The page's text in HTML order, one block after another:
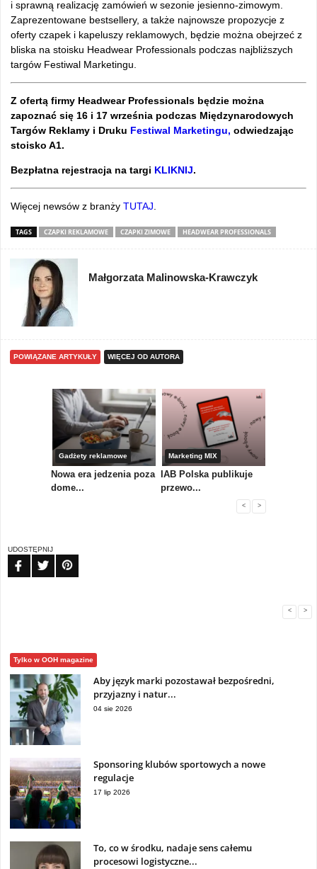
i sprawną realizację zamówień w sezonie jesienno-zimowym.
Zaprezentowane bestsellery, a także najnowsze propozycje z
oferty czapek i kapeluszy reklamowych, będzie można obejrzeć z
bliska na stoisku Headwear Professionals podczas najbliższych
targów Festiwal Marketingu.
Z ofertą firmy Headwear Professionals będzie można
zapoznać się 16 i 17 września podczas Międzynarodowych
Targów Reklamy i Druku Festiwal Marketingu, odwiedzając
stoisko A1.
Bezpłatna rejestracja na targi KLIKNIJ.
Więcej newsów z branży TUTAJ
TAGS CZAPKI REKLAMOWE CZAPKI ZIMOWE HEADWEAR PROFESSIONALS
Małgorzata Malinowska-Krawczyk
POWIĄZANE ARTYKUŁY WIĘCEJ OD AUTORA
Gadżety reklamowe
Nowa era jedzenia poza
dome...
Marketing MIX
IAB Polska publikuje
przewo...
< >
UDOSTĘPNIJ
< >
Tylko w OOH magazine
Aby język marki pozostawał bezpośredni,
przyjazny i natur...
04 sie 2026
Sponsoring klubów sportowych a nowe
regulacje
17 lip 2026
To, co w środku, nadaje sens całemu
procesowi logistyczne...